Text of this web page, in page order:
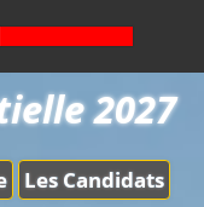
Les Candidats
2027